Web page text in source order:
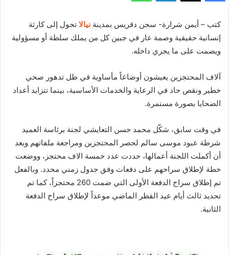
كتب – أيمن شرارة- سجن دقريس بمدينة نيالا تحول إلى كارثة
إنسانية حقيقية وصمة عار في جبين كل من يملك سلطة أو مسؤولية
ويصمت على ما يجري داخله.
آلاف المحتجزين يعيشون أوضاعاً مأساوية في ظل تدهور صحي
خطير ونقص حاد في الرعاية والخدمات الأساسية، بينما تتزايد أعداد
الضحايا بصورة مستمرة.
في وقت سابق، شكّل محمد حسن التعايشي لجنة برئاسة العميد
شرطة عبود موسى سالم لحصر المحتجزين ومراجعة ملفاتهم وبعد
أن أكملت اللجنة أعمالها، حددت عدد خمسة الاف محتجز، ووضعت
خطة لإطلاق سراحهم على دفعات وفق جدول زمني محدد. وبالفعل
تم إطلاق سراح الدفعة الأولى التي ضمت 260 محتجزاً، كما تم
تحديد ثالث أيام عيد الفطر الماضي موعداً لإطلاق سراح الدفعة
الثانية.